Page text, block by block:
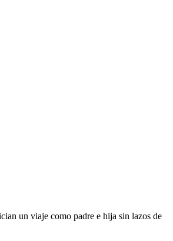
un viaje como padre e hija sin lazos de